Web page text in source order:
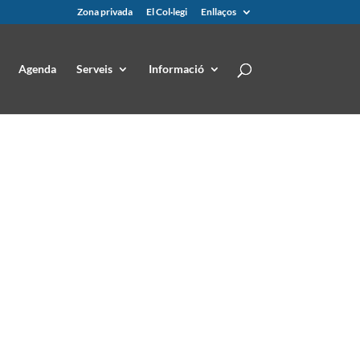
Zona privada El Col·legi Enllaços
Agenda Serveis Informació